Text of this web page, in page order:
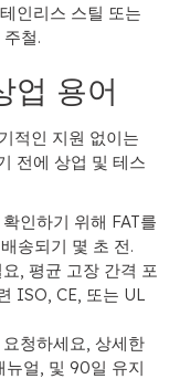
인리스 스틸 또는
철.
업 용어
적인 지원 없이는
전에 상업 및 테스
인하기 위해 FAT를
송되기 몇 초 전.
, 평균 고장 간격 포
ISO, CE, 또는 UL
청하세요, 상세한
뉴얼, 및 90일 유지